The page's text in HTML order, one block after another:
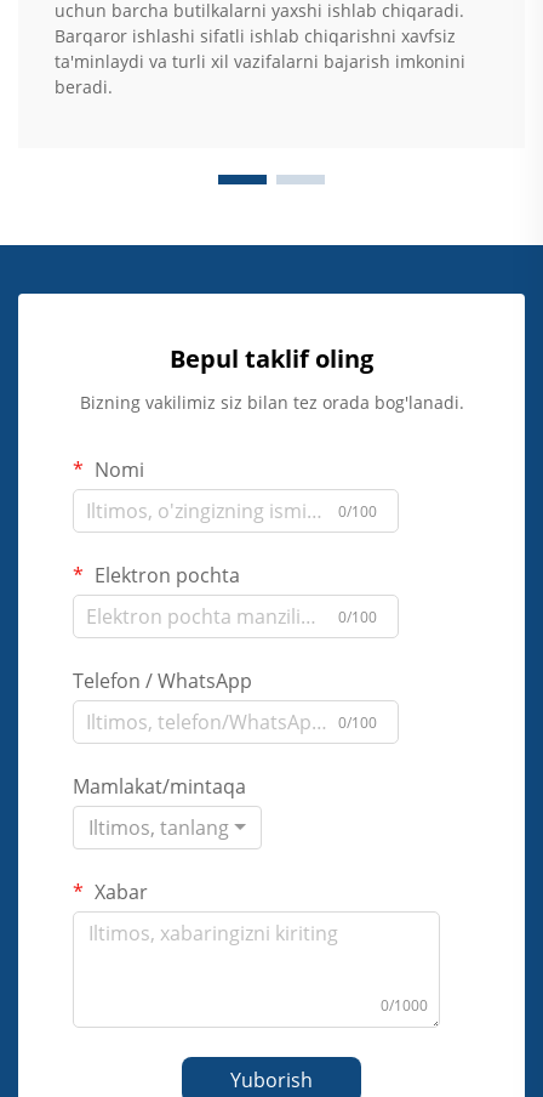
uchun barcha butilkalarni yaxshi ishlab chiqaradi.
Barqaror ishlashi sifatli ishlab chiqarishni xavfsiz
ta'minlaydi va turli xil vazifalarni bajarish imkonini
beradi.
Bepul taklif oling
Bizning vakilimiz siz bilan tez orada bog'lanadi.
Nomi
0/100
Elektron pochta
0/100
Telefon / WhatsApp
0/100
Mamlakat/mintaqa
Iltimos, tanlang
Xabar
0/1000
Yuborish